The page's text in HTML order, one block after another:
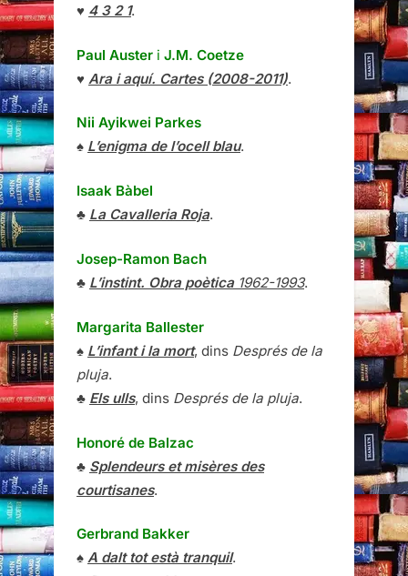
♥ 4 3 2 1.
Paul Auster i J.M. Coetze
♥ Ara i aquí. Cartes (2008-2011).
Nii Ayikwei Parkes
♠ L’enigma de l’ocell blau.
Isaak Bàbel
♣ La Cavalleria Roja.
Josep-Ramon Bach
♣ L’instint. Obra poètica1962-1993.
Margarita Ballester
♠ L’infant i la mort, dins Després de la
pluja.
♣ Els ulls, dins Després de la pluja.
Honoré de Balzac
♣ Splendeurs et misères des
courtisanes.
Gerbrand Bakker
♠ A dalt tot està tranquil.